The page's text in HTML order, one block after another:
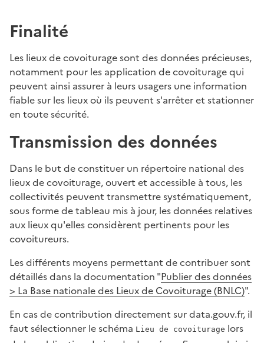
Finalité
Les lieux de covoiturage sont des données précieuses,
notamment pour les application de covoiturage qui
peuvent ainsi assurer à leurs usagers une information
fiable sur les lieux où ils peuvent s'arrêter et stationner
en toute sécurité.
Transmission des données
Dans le but de constituer un répertoire national des
lieux de covoiturage, ouvert et accessible à tous, les
collectivités peuvent transmettre systématiquement,
sous forme de tableau mis à jour, les données relatives
aux lieux qu'elles considèrent pertinents pour les
covoitureurs.
Les différents moyens permettant de contribuer sont
détaillés dans la documentation "Publier des données
> La Base nationale des Lieux de Covoiturage (BNLC)".
En cas de contribution directement sur data.gouv.fr, il
faut sélectionner le schéma Lieu de covoiturage lors